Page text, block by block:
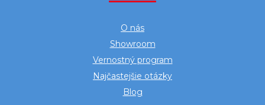
O nás
Showroom
Vernostný program
Najčastejšie otázky
Blog